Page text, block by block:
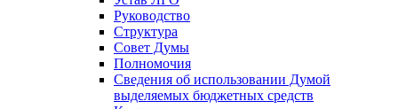
Руководство
Структура
Совет Думы
Полномочия
Сведения об использовании Думой
выделяемых бюджетных средств